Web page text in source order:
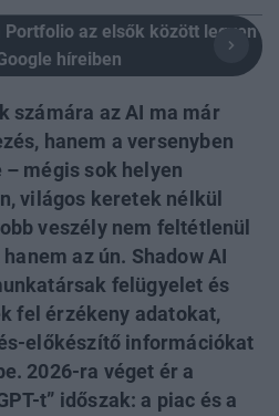
Portfolio az elsők között legyen
híreiben
számára az AI ma már
hanem a versenyben
mégis sok helyen
világos keretek nélkül
veszély nem feltétlenül
az ún. Shadow AI
felügyelet és
fel érzékeny adatokat,
előkészítő információkat
2026-ra véget ér a
t” időszak: a piac és a